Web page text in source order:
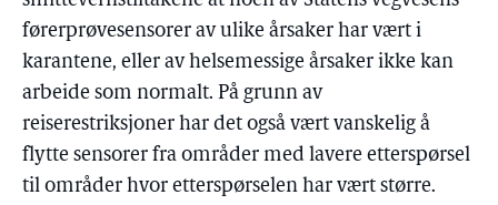
førerprøvesensorer av ulike årsaker har vært i
karantene, eller av helsemessige årsaker ikke kan
arbeide som normalt. På grunn av
reiserestriksjoner har det også vært vanskelig å
flytte sensorer fra områder med lavere etterspørsel
til områder hvor etterspørselen har vært større.